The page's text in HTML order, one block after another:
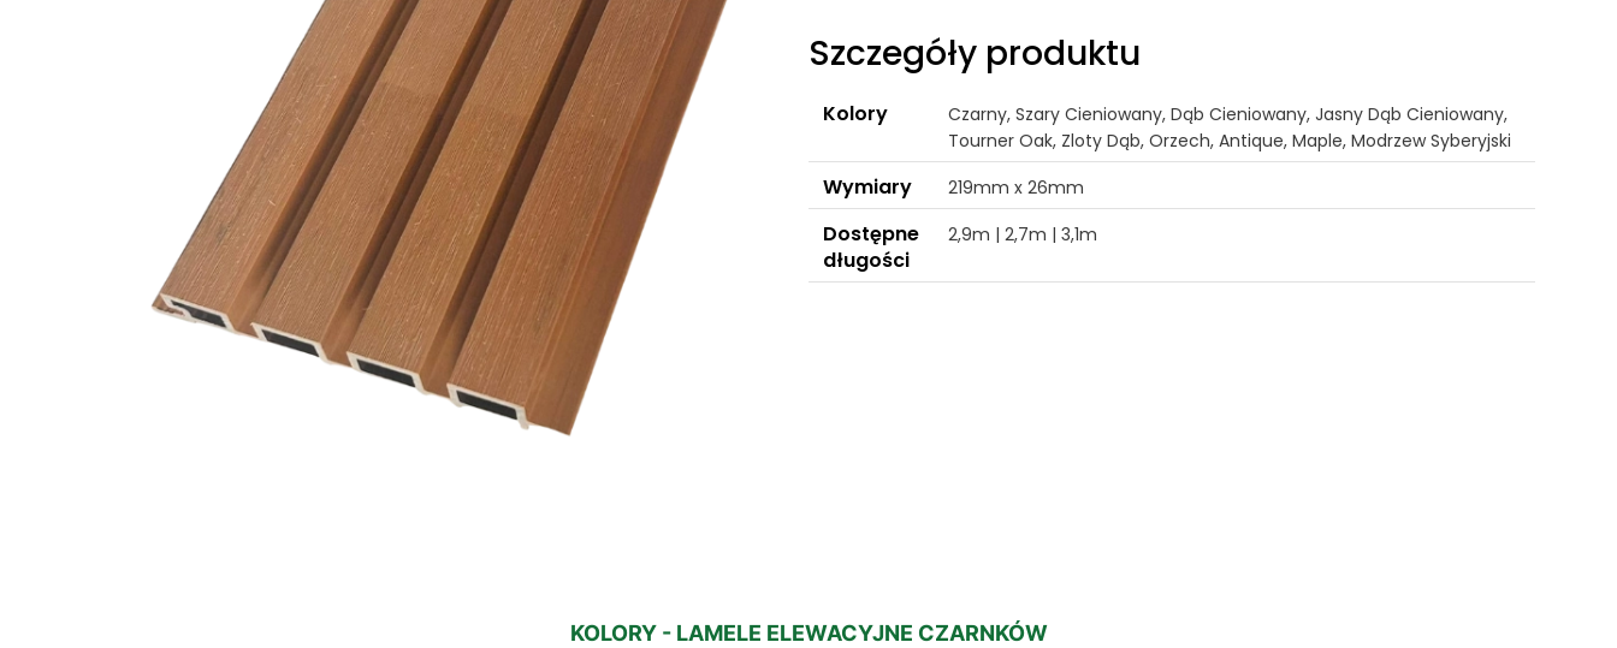
Szczegóły produktu
Kolory
Czarny, Szary Cieniowany, Dąb Cieniowany, Jasny Dąb Cieniowany,
Tourner Oak, Zloty Dąb, Orzech, Antique, Maple, Modrzew Syberyjski
Wymiary 219mm x 26mm
Dostępne
długości
2,9m | 2,7m | 3,1m
KOLORY - LAMELE ELEWACYJNE CZARNKÓW